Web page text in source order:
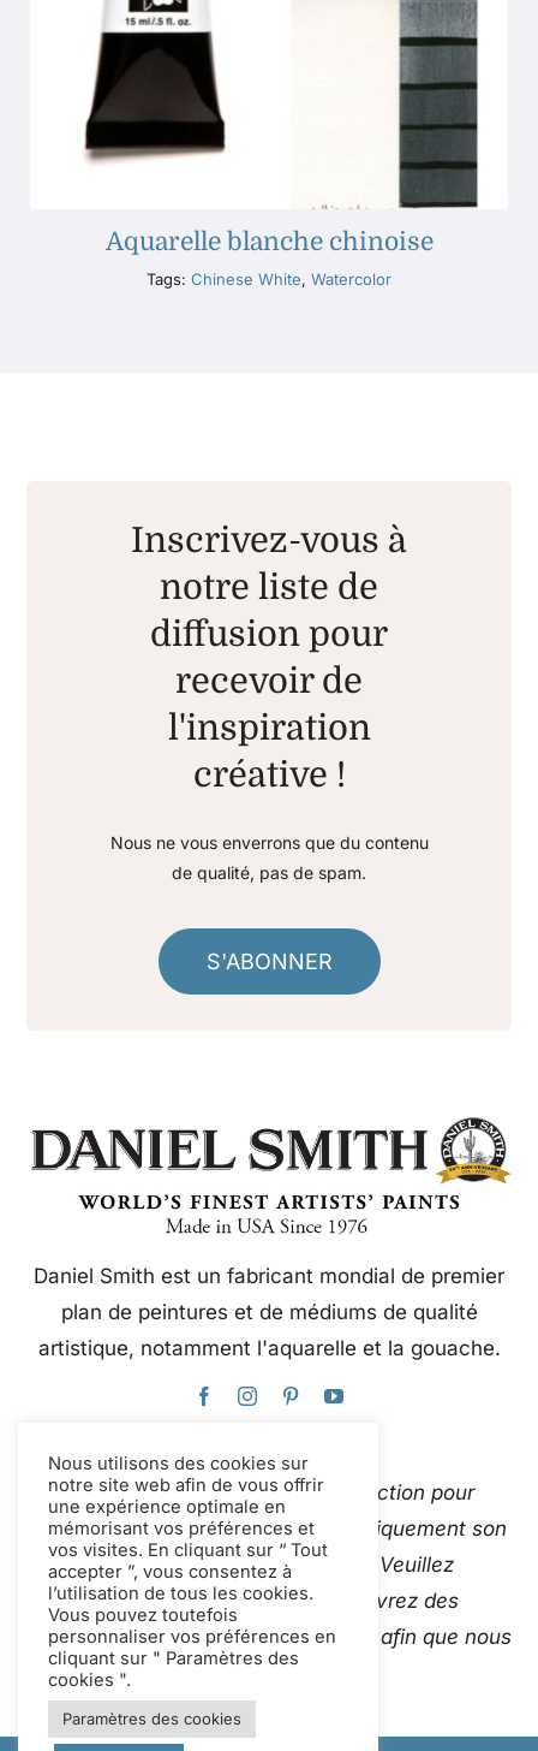
Aquarelle blanche chinoise
Tags: Chinese White, Watercolor
Inscrivez-vous à
notre liste de
diffusion pour
recevoir de
l'inspiration
créative !
Nous ne vous enverrons que du contenu
de qualité, pas de spam.
S'ABONNER
Daniel Smith est un fabricant mondial de premier
plan de peintures et de médiums de qualité
artistique, notamment l'aquarelle et la gouache.
Ce site web utilise Google Traduction pour
traduire instantanément et automatiquement son
contenu en plusieurs langues. Veuillez
Contactez-noussi vous découvrez des
traductions automatiques inexactes afin que nous
puissions les corriger.
Nous utilisons des cookies sur
notre site web afin de vous offrir
une expérience optimale en
mémorisant vos préférences et
vos visites. En cliquant sur “ Tout
accepter ”, vous consentez à
l’utilisation de tous les cookies.
Vous pouvez toutefois
personnaliser vos préférences en
cliquant sur " Paramètres des
cookies ".
Paramètres des cookies